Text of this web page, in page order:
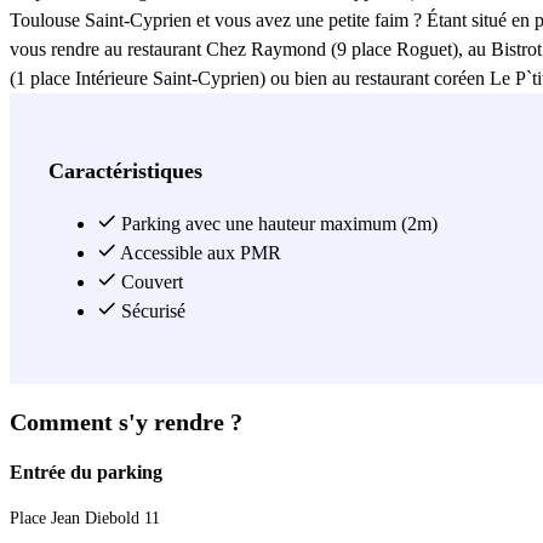
Toulouse Saint-Cyprien et vous avez une petite faim ? Étant situé
vous rendre au restaurant Chez Raymond (9 place Roguet), au
(1 place Intérieure Saint-Cyprien) ou bien au restaurant coréen Le
Teinturiers), au Centre Hospitalier Universitaire de Toulouse (9
de la Haute-Garonne et de la Poste. Si vous êtes en quête de lieux
de l`Affiche, du Musée de Toulouse ou encore du Musée des
par la ligne A du métro.
Voir plus
Caractéristiques
Parking avec une hauteur maximum (2m)
Accessible aux PMR
Couvert
Sécurisé
Comment s'y rendre ?
Entrée du parking
Place Jean Diebold 11